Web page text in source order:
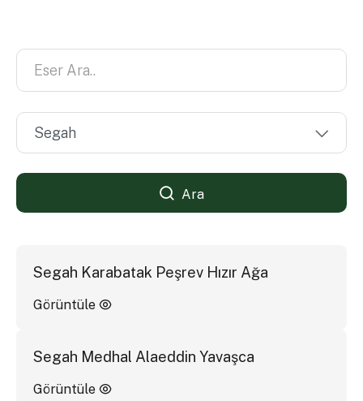
Ara
Segah Karabatak Peşrev Hızır Ağa
Görüntüle
Segah Medhal Alaeddin Yavaşca
Görüntüle